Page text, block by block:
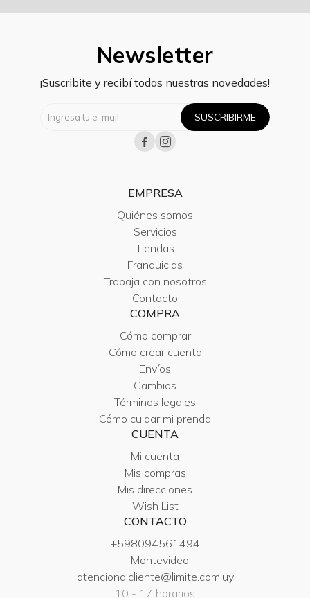
Newsletter
¡Suscribite y recibí todas nuestras novedades!
SUSCRIBIRME
 
EMPRESA
Quiénes somos
Servicios
Tiendas
Franquicias
Trabaja con nosotros
Contacto
COMPRA
Cómo comprar
Cómo crear cuenta
Envíos
Cambios
Términos legales
Cómo cuidar mi prenda
CUENTA
Mi cuenta
Mis compras
Mis direcciones
Wish List
CONTACTO
+598094561494
-, Montevideo
atencionalcliente@limite.com.uy
10 - 17 horarios